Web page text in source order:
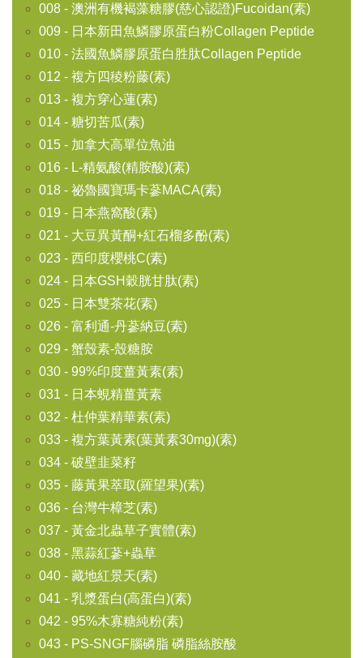
008 - 澳洲有機褐藻糖膠(慈心認證)Fucoidan(素)
009 - 日本新田魚鱗膠原蛋白粉Collagen Peptide
010 - 法國魚鱗膠原蛋白胜肽Collagen Peptide
012 - 複方四稜粉藤(素)
013 - 複方穿心蓮(素)
014 - 糖切苦瓜(素)
015 - 加拿大高單位魚油
016 - L-精氨酸(精胺酸)(素)
018 - 祕魯國寶瑪卡蔘MACA(素)
019 - 日本燕窩酸(素)
021 - 大豆異黃酮+紅石榴多酚(素)
023 - 西印度櫻桃C(素)
024 - 日本GSH穀胱甘肽(素)
025 - 日本雙茶花(素)
026 - 富利通-丹蔘納豆(素)
029 - 蟹殼素-殼糖胺
030 - 99%印度薑黃素(素)
031 - 日本蜆精薑黃素
032 - 杜仲葉精華素(素)
033 - 複方葉黃素(葉黃素30mg)(素)
034 - 破壁韭菜籽
035 - 藤黃果萃取(羅望果)(素)
036 - 台灣牛樟芝(素)
037 - 黃金北蟲草子實體(素)
038 - 黑蒜紅蔘+蟲草
040 - 藏地紅景天(素)
041 - 乳漿蛋白(高蛋白)(素)
042 - 95%木寡糖純粉(素)
043 - PS-SNGF腦磷脂 磷脂絲胺酸